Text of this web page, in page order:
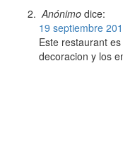
Anónimo dice:
19 septiembre
Este restaurant
decoracion y los